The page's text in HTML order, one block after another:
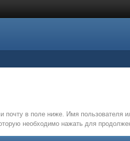
почту в поле ниже. Имя пользователя
необходимо нажать для